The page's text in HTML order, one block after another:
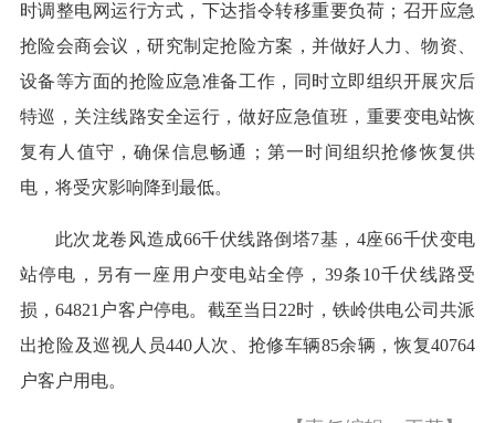
时调整电网运行方式，下达指令转移重要负荷；召开应急
抢险会商会议，研究制定抢险方案，并做好人力、物资、
设备等方面的抢险应急准备工作，同时立即组织开展灾后
特巡，关注线路安全运行，做好应急值班，重要变电站恢
复有人值守，确保信息畅通；第一时间组织抢修恢复供
电，将受灾影响降到最低。
此次龙卷风造成66千伏线路倒塔7基，4座66千伏变电
站停电，另有一座用户变电站全停，39条10千伏线路受
损，64821户客户停电。截至当日22时，铁岭供电公司共派
出抢险及巡视人员440人次、抢修车辆85余辆，恢复40764
户客户用电。